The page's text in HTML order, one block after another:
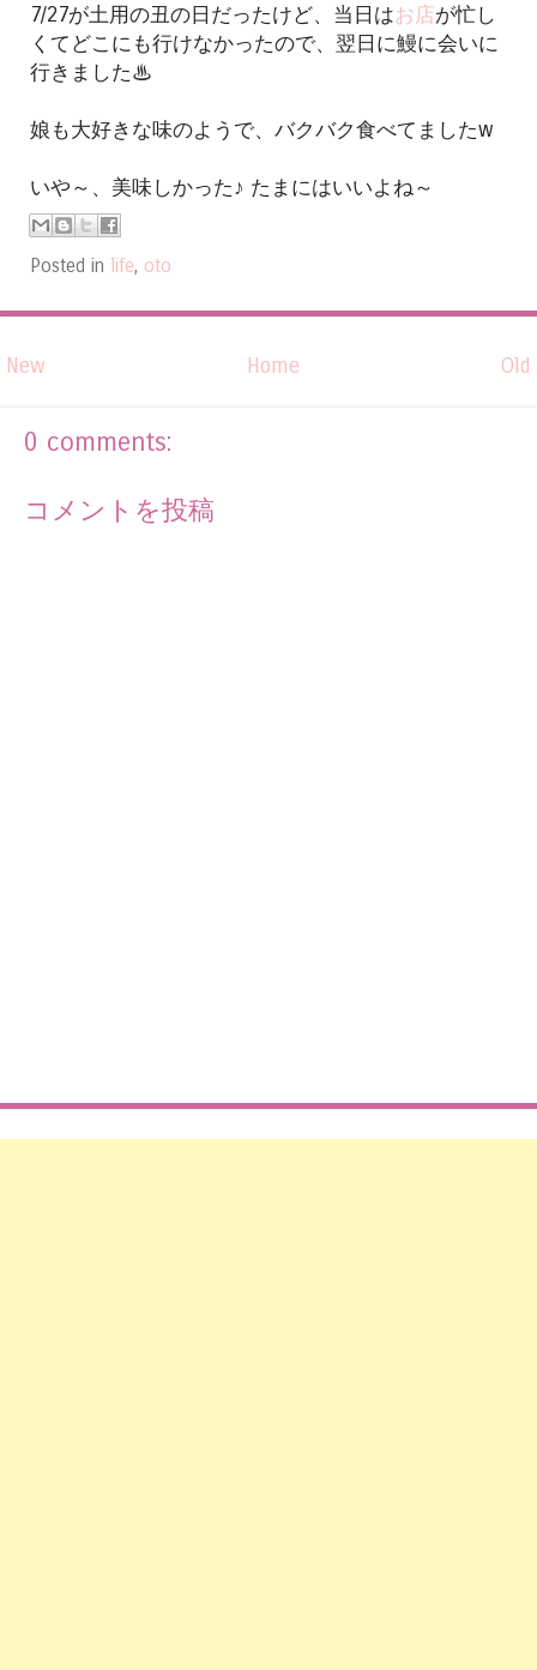
7/27が土用の丑の日だったけど、当日はお店が忙し
くてどこにも行けなかったので、翌日に鰻に会いに
行きました♨
娘も大好きな味のようで、バクバク食べてましたw
いや～、美味しかった♪ たまにはいいよね～
Posted in life, oto
New Old
Home
0 comments:
コメントを投稿